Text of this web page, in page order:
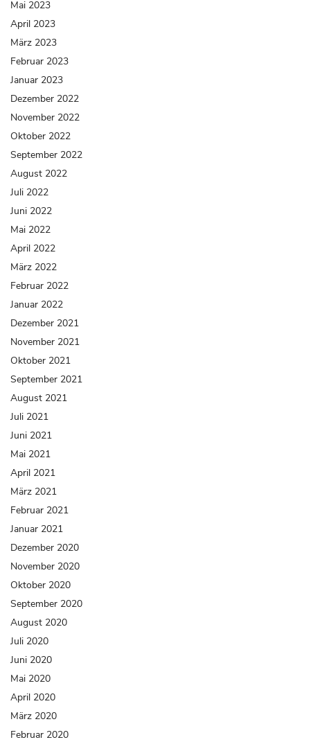
Mai 2023
April 2023
März 2023
Februar 2023
Januar 2023
Dezember 2022
November 2022
Oktober 2022
September 2022
August 2022
Juli 2022
Juni 2022
Mai 2022
April 2022
März 2022
Februar 2022
Januar 2022
Dezember 2021
November 2021
Oktober 2021
September 2021
August 2021
Juli 2021
Juni 2021
Mai 2021
April 2021
März 2021
Februar 2021
Januar 2021
Dezember 2020
November 2020
Oktober 2020
September 2020
August 2020
Juli 2020
Juni 2020
Mai 2020
April 2020
März 2020
Februar 2020